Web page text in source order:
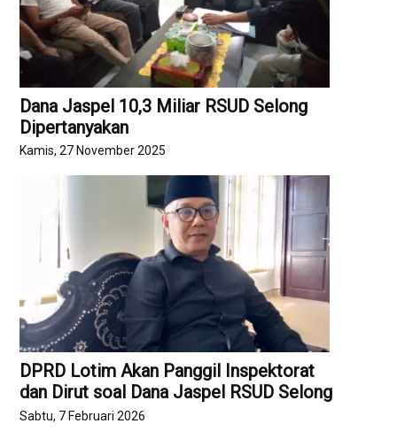
Dana Jaspel 10,3 Miliar RSUD Selong
Dipertanyakan
Kamis, 27 November 2025
DPRD Lotim Akan Panggil Inspektorat
dan Dirut soal Dana Jaspel RSUD Selong
Sabtu, 7 Februari 2026